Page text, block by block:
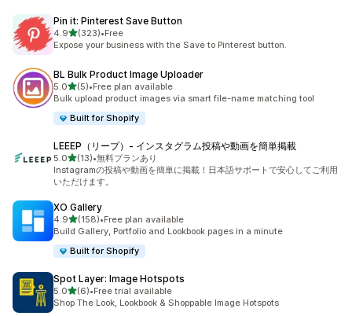
Pin it: Pinterest Save Button
4.9별 5개 중
(323)
총 리뷰 323개
•Free
Expose your business with the Save to Pinterest button.
BL Bulk Product Image Uploader
5.0별 5개 중
(5)
총 리뷰 5개
•Free plan available
Bulk upload product images via smart file-name matching tool
Built for Shopify
LEEEP（リープ）‑ インスタグラム投稿や動画を簡単掲載
5.0별 5개 중
(13)
총 리뷰 13개
•無料プランあり
Instagramの投稿や動画を簡単に掲載！日本語サポートで安心してご利用
いただけます。
XO Gallery
4.9별 5개 중
(158)
총 리뷰 158개
•Free plan available
Build Gallery, Portfolio and Lookbook pages in a minute
Built for Shopify
Spot Layer: Image Hotspots
5.0별 5개 중
(6)
총 리뷰 6개
•Free trial available
Shop The Look, Lookbook & Shoppable Image Hotspots